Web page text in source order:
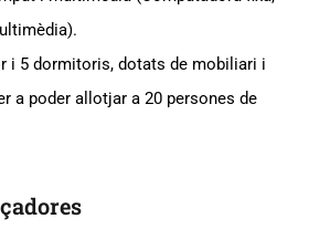
i 5 dormitoris, dotats de mobiliari i
a poder allotjar a 20 persones de